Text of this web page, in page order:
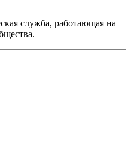
служба, работающая на